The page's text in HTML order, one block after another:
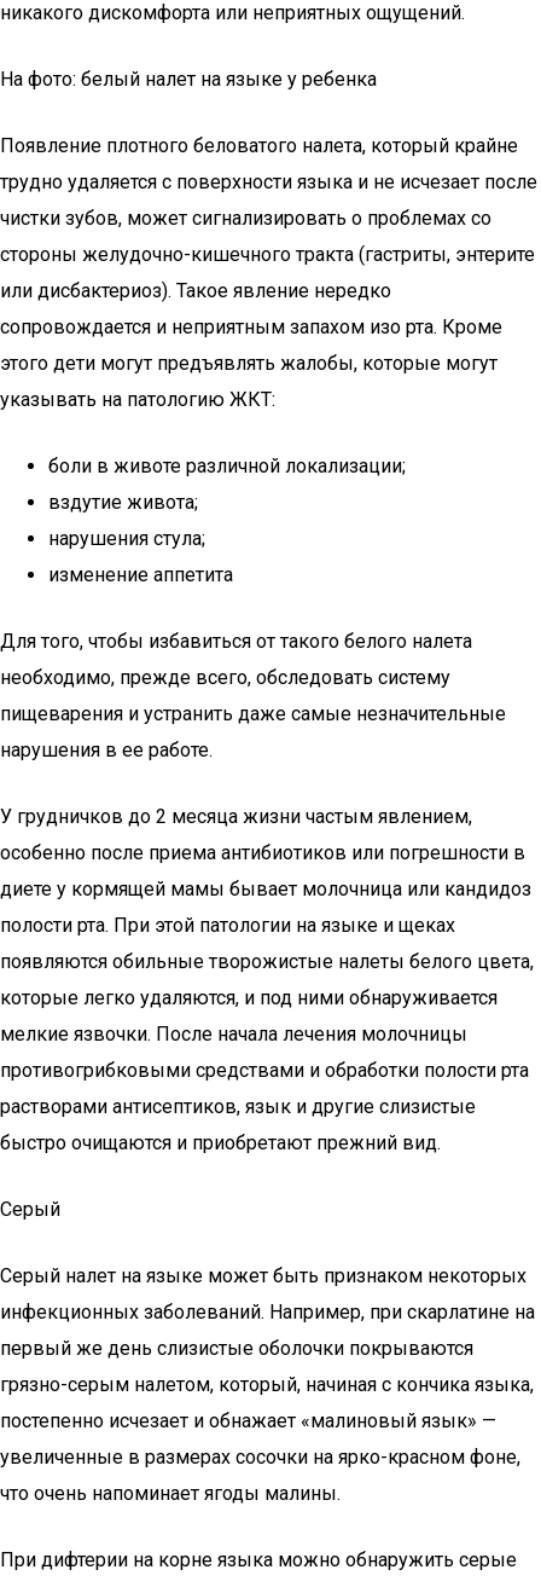
никакого дискомфорта или неприятных ощущений.
На фото: белый налет на языке у ребенка
Появление плотного беловатого налета, который крайне
трудно удаляется с поверхности языка и не исчезает после
чистки зубов, может сигнализировать о проблемах со
стороны желудочно-кишечного тракта (гастриты, энтерите
или дисбактериоз). Такое явление нередко
сопровождается и неприятным запахом изо рта. Кроме
этого дети могут предъявлять жалобы, которые могут
указывать на патологию ЖКТ:
боли в животе различной локализации;
вздутие живота;
нарушения стула;
изменение аппетита
Для того, чтобы избавиться от такого белого налета
необходимо, прежде всего, обследовать систему
пищеварения и устранить даже самые незначительные
нарушения в ее работе.
У грудничков до 2 месяца жизни частым явлением,
особенно после приема антибиотиков или погрешности в
диете у кормящей мамы бывает молочница или кандидоз
полости рта. При этой патологии на языке и щеках
появляются обильные творожистые налеты белого цвета,
которые легко удаляются, и под ними обнаруживается
мелкие язвочки. После начала лечения молочницы
противогрибковыми средствами и обработки полости рта
растворами антисептиков, язык и другие слизистые
быстро очищаются и приобретают прежний вид.
Серый
Серый налет на языке может быть признаком некоторых
инфекционных заболеваний. Например, при скарлатине на
первый же день слизистые оболочки покрываются
грязно-серым налетом, который, начиная с кончика языка,
постепенно исчезает и обнажает «малиновый язык» —
увеличенные в размерах сосочки на ярко-красном фоне,
что очень напоминает ягоды малины.
При дифтерии на корне языка можно обнаружить серые